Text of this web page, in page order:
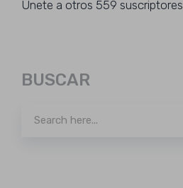
Únete a otros 559 suscriptores
BUSCAR